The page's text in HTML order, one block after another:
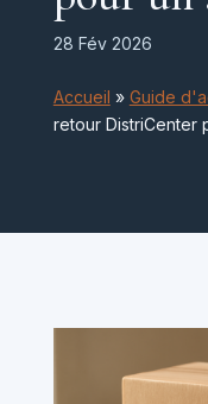
28 Fév 2026
Accueil » Guide
retour DistriCenter